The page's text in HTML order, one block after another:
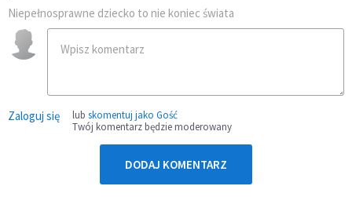
Niepełnosprawne dziecko to nie koniec świata
Zaloguj się lub skomentuj jako Gość
Twój komentarz będzie moderowany
DODAJ KOMENTARZ